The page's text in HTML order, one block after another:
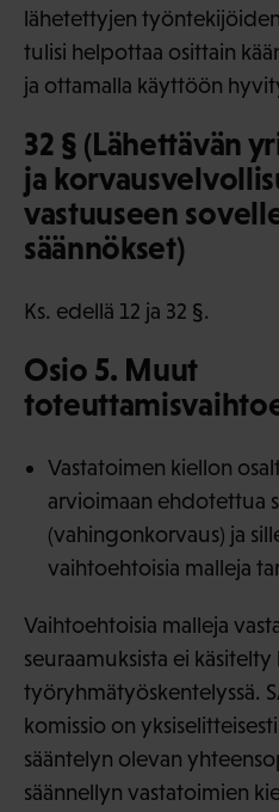
lähetettyjen
tulisi helpottaa osittain
ja ottamalla käyttöön
32 § (Lähettävän
ja
vastuuseen
säännökset)
Ks. edellä 12 ja 32 §.
Osio 5. Muut
Vastatoimen kiellon
arvioimaan ehdotettua
(vahingonkorvaus) ja
vaihtoehtoisia malleja
Vaihtoehtoisia malleja
seuraamuksista ei käsitelty
työryhmätyöskentelyssä.
komissio on
sääntelyn olevan
säännellyn vastatoimien